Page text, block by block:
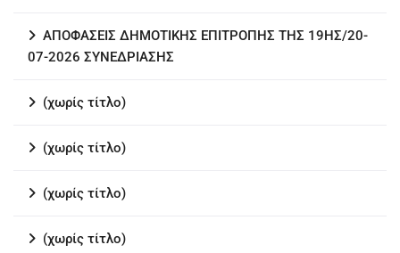
ΑΠΟΦΑΣΕΙΣ ΔΗΜΟΤΙΚΗΣ ΕΠΙΤΡΟΠΗΣ ΤΗΣ 19ΗΣ/20-
07-2026 ΣΥΝΕΔΡΙΑΣΗΣ
(χωρίς τίτλο)
(χωρίς τίτλο)
(χωρίς τίτλο)
(χωρίς τίτλο)